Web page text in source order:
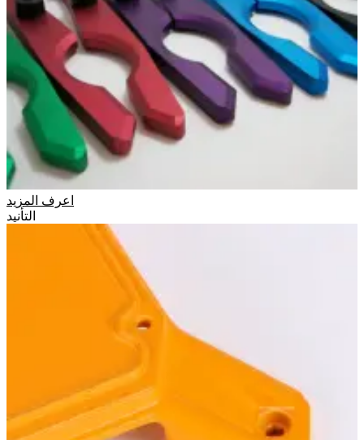
اعرف المزيد
التأنيد